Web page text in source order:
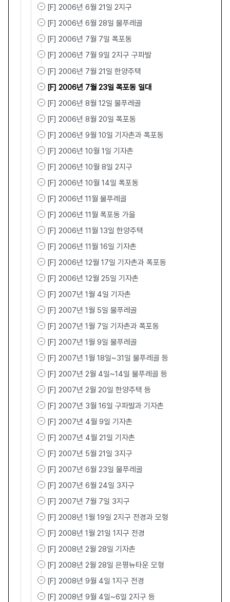
[F] 2006년 6월 21일 2지구
[F] 2006년 6월 28일 물푸레골
[F] 2006년 7월 7일 폭포동
[F] 2006년 7월 9일 2지구 구파발
[F] 2006년 7월 21일 한양주택
[F] 2006년 7월 23일 폭포동 일대
[F] 2006년 8월 12일 물푸레골
[F] 2006년 8월 20일 폭포동
[F] 2006년 9월 10일 기자촌과 폭포동
[F] 2006년 10월 1일 기자촌
[F] 2006년 10월 8일 2지구
[F] 2006년 10월 14일 폭포동
[F] 2006년 11월 물푸레골
[F] 2006년 11월 폭포동 가을
[F] 2006년 11월 13일 한양주택
[F] 2006년 11월 16일 기자촌
[F] 2006년 12월 17일 기자촌과 폭포동
[F] 2006년 12월 25일 기자촌
[F] 2007년 1월 4일 기자촌
[F] 2007년 1월 5일 물푸레골
[F] 2007년 1월 7일 기자촌과 폭포동
[F] 2007년 1월 9일 물푸레골
[F] 2007년 1월 18일~31일 물푸레골 등
[F] 2007년 2월 4일~14일 물푸레골 등
[F] 2007년 2월 20일 한양주택 등
[F] 2007년 3월 16일 구파발과 기자촌
[F] 2007년 4월 9일 기자촌
[F] 2007년 4월 21일 기자촌
[F] 2007년 5월 21일 3지구
[F] 2007년 6월 23일 물푸레골
[F] 2007년 6월 24일 3지구
[F] 2007년 7월 7일 3지구
[F] 2008년 1월 19일 2지구 전경과 모형
[F] 2008년 1월 21일 1지구 전경
[F] 2008년 2월 28일 기자촌
[F] 2008년 2월 28일 은평뉴타운 모형
[F] 2008년 9월 4일 1지구 전경
[F] 2008년 9월 4일~6일 2지구 등